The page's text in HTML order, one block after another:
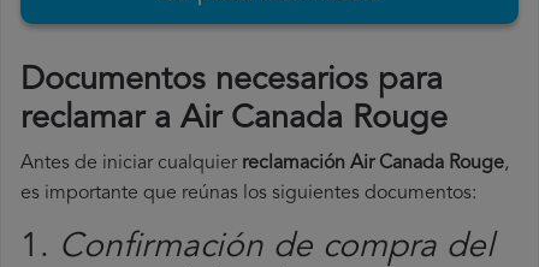
Documentos necesarios para
reclamar a Air Canada Rouge
Antes de iniciar cualquier reclamación Air Canada Rouge,
es importante que reúnas los siguientes documentos:
1. Confirmación de compra del